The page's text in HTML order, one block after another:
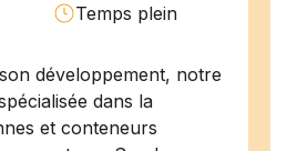
Temps plein
développement, notre
dans la
et conteneurs